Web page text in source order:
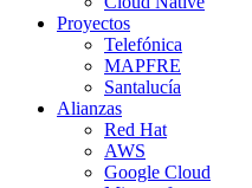
Proyectos
Telefónica
MAPFRE
Santalucía
Alianzas
Red Hat
AWS
Google Cloud